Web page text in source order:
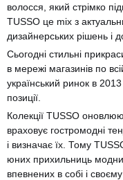
волосся, який стрімко
TUSSO це mix з
дизайнерських рішень і
Сьогодні стильні
в мережі магазинів по
український ринок в 2013
позиції.
Колекції TUSSO
враховує гостромодні
і визначає їх. Тому
юних прихильниць
впевнених в собі і своєму